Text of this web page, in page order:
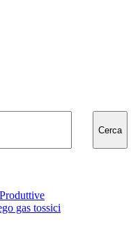
Cerca
gas tossici